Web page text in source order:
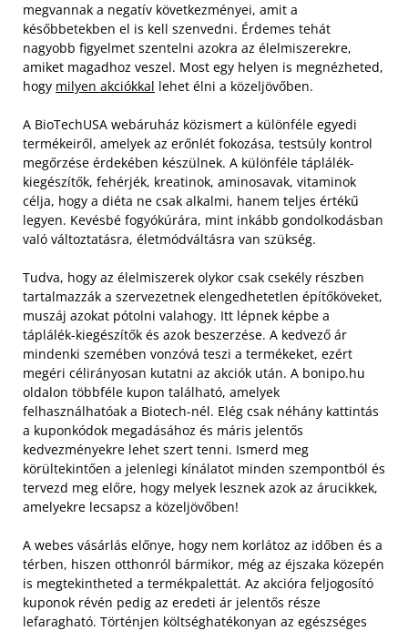
megvannak a negatív következményei, amit a
későbbetekben el is kell szenvedni. Érdemes tehát
nagyobb figyelmet szentelni azokra az élelmiszerekre,
amiket magadhoz veszel. Most egy helyen is megnézheted,
hogy milyen akciókkal lehet élni a közeljövőben.
A BioTechUSA webáruház közismert a különféle egyedi
termékeiről, amelyek az erőnlét fokozása, testsúly kontrol
megőrzése érdekében készülnek. A különféle táplálék-
kiegészítők, fehérjék, kreatinok, aminosavak, vitaminok
célja, hogy a diéta ne csak alkalmi, hanem teljes értékű
legyen. Kevésbé fogyókúrára, mint inkább gondolkodásban
való változtatásra, életmódváltásra van szükség.
Tudva, hogy az élelmiszerek olykor csak csekély részben
tartalmazzák a szervezetnek elengedhetetlen építőköveket,
muszáj azokat pótolni valahogy. Itt lépnek képbe a
táplálék-kiegészítők és azok beszerzése. A kedvező ár
mindenki szemében vonzóvá teszi a termékeket, ezért
megéri célirányosan kutatni az akciók után. A bonipo.hu
oldalon többféle kupon található, amelyek
felhasználhatóak a Biotech-nél. Elég csak néhány kattintás
a kuponkódok megadásához és máris jelentős
kedvezményekre lehet szert tenni. Ismerd meg
körültekintően a jelenlegi kínálatot minden szempontból és
tervezd meg előre, hogy melyek lesznek azok az árucikkek,
amelyekre lecsapsz a közeljövőben!
A webes vásárlás előnye, hogy nem korlátoz az időben és a
térben, hiszen otthonról bármikor, még az éjszaka közepén
is megtekintheted a termékpalettát. Az akcióra feljogosító
kuponok révén pedig az eredeti ár jelentős része
lefaragható. Történjen költséghatékonyan az egészséges